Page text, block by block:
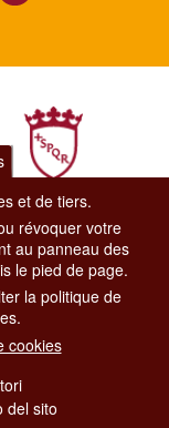
e Moda.
06 08
et de tiers.
révoquer votre
au panneau des
le pied de page.
la politique de
cookies
del sito